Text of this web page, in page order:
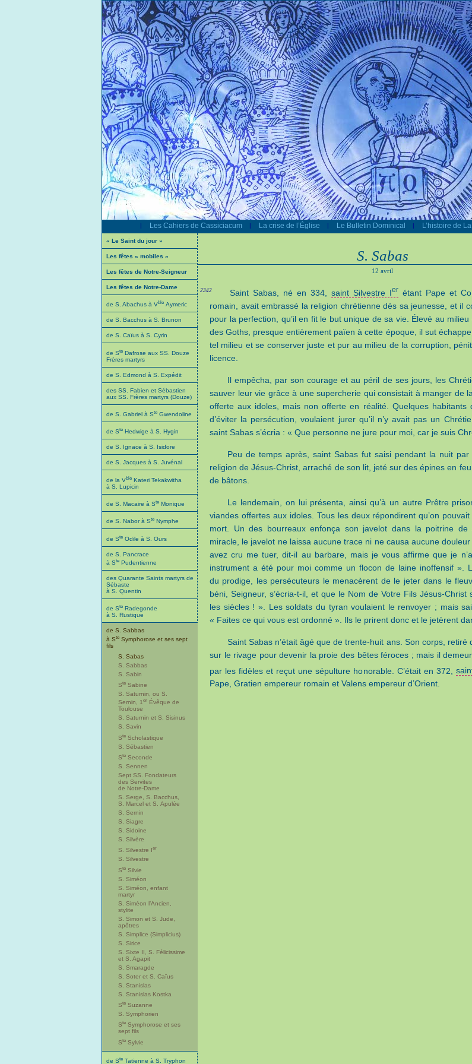
| Les Cahiers de Cassiciacum | La crise de l’Église | Le Bulletin Dominical | L’histoire de
« Le Saint du jour »
Les fêtes « mobiles »
Les fêtes de Notre-Seigneur
Les fêtes de Notre-Dame
de S. Abachus à Vble Aymeric
de S. Bacchus à S. Brunon
de S. Caïus à S. Cyrin
de Ste Dafrose aux SS. Douze
Frères martyrs
de S. Edmond à S. Expédit
des SS. Fabien et Sébastien
aux SS. Frères martyrs (Douze)
de S. Gabriel à Ste Gwendoline
de Ste Hedwige à S. Hygin
de S. Ignace à S. Isidore
de S. Jacques à S. Juvénal
de la Vble Kateri Tekakwitha
à S. Lupicin
de S. Macaire à Ste Monique
de S. Nabor à Ste Nymphe
de Ste Odile à S. Ours
de S. Pancrace
à Ste Pudentienne
des Quarante Saints martyrs de
Sébaste
à S. Quentin
de Ste Radegonde
à S. Rustique
de S. Sabbas
à Ste Symphorose et ses sept
fils
S. Sabas
S. Sabbas
S. Sabin
Ste Sabine
S. Saturnin, ou S.
Sernin, 1er Évêque de
Toulouse
S. Saturnin et S. Sisinus
S. Savin
Ste Scholastique
S. Sébastien
Ste Seconde
S. Sennen
Sept SS. Fondateurs
des Servites
de Notre-Dame
S. Serge, S. Bacchus,
S. Marcel et S. Apulée
S. Sernin
S. Siagre
S. Sidoine
S. Silvère
S. Silvestre Ier
S. Silvestre
Ste Silvie
S. Siméon
S. Siméon, enfant
martyr
S. Siméon l’Ancien,
stylite
S. Simon et S. Jude,
apôtres
S. Simplice (Simplicius)
S. Sirice
S. Sixte II, S. Félicissime
et S. Agapit
S. Smaragde
S. Soter et S. Caïus
S. Stanislas
S. Stanislas Kostka
Ste Suzanne
S. Symphorien
Ste Symphorose et ses
sept fils
Ste Sylvie
de Ste Tatienne à S. Tryphon
S. Sabas
12 avril
2342 Saint Sabas, né en 334, saint Silvestre Ier étant Pape et
romain, avait embrassé la religion chrétienne dès sa jeunesse, et il
pour la perfection, qu’il en fit le but unique de sa vie. Élevé au
des Goths, presque entièrement païen à cette époque, il sut
tel milieu et se conserver juste et pur au milieu de la corruption,
licence.
Il empêcha, par son courage et au péril de ses jours, les
sauver leur vie grâce à une supercherie qui consistait à manger de
offerte aux idoles, mais non offerte en réalité. Quelques habitants
d’éviter la persécution, voulaient jurer qu’il n’y avait pas un
saint Sabas s’écria : « Que personne ne jure pour moi, car je suis
Peu de temps après, saint Sabas fut saisi pendant la nuit
religion de Jésus-Christ, arraché de son lit, jeté sur des épines en
de bâtons.
Le lendemain, on lui présenta, ainsi qu’à un autre Prêtre
viandes offertes aux idoles. Tous les deux répondirent qu’on
mort. Un des bourreaux enfonça son javelot dans la poitrine
miracle, le javelot ne laissa aucune trace ni ne causa aucune
avez cru me tuer, dit-il au barbare, mais je vous affirme que je
instrument a été pour moi comme un flocon de laine inoffensif ».
du prodige, les persécuteurs le menacèrent de le jeter dans le
béni, Seigneur, s’écria-t-il, et que le Nom de Votre Fils Jésus-Christ
les siècles ! ». Les soldats du tyran voulaient le renvoyer ; mais
« Faites ce qui vous est ordonné ». Ils le prirent donc et le jetèrent
Saint Sabas n’était âgé que de trente-huit ans. Son corps, retiré
sur le rivage pour devenir la proie des bêtes féroces ; mais il
par les fidèles et reçut une sépulture honorable. C’était en 372,
Pape, Gratien empereur romain et Valens empereur d’Orient.